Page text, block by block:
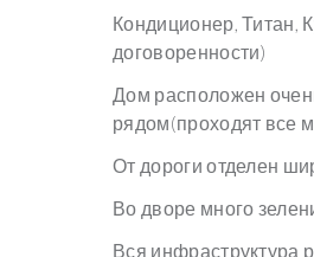
Кондиционер, Титан,
договоренности)
Дом расположен
рядом(проходят все
От дороги отделен
Во дворе много
Вся инфраструктура